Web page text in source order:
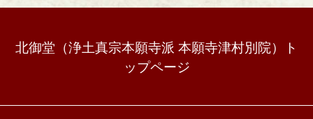
北御堂（浄土真宗本願寺派 本願寺津村別院）ト
ップページ